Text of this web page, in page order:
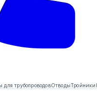
для трубопроводовОтводыТройники